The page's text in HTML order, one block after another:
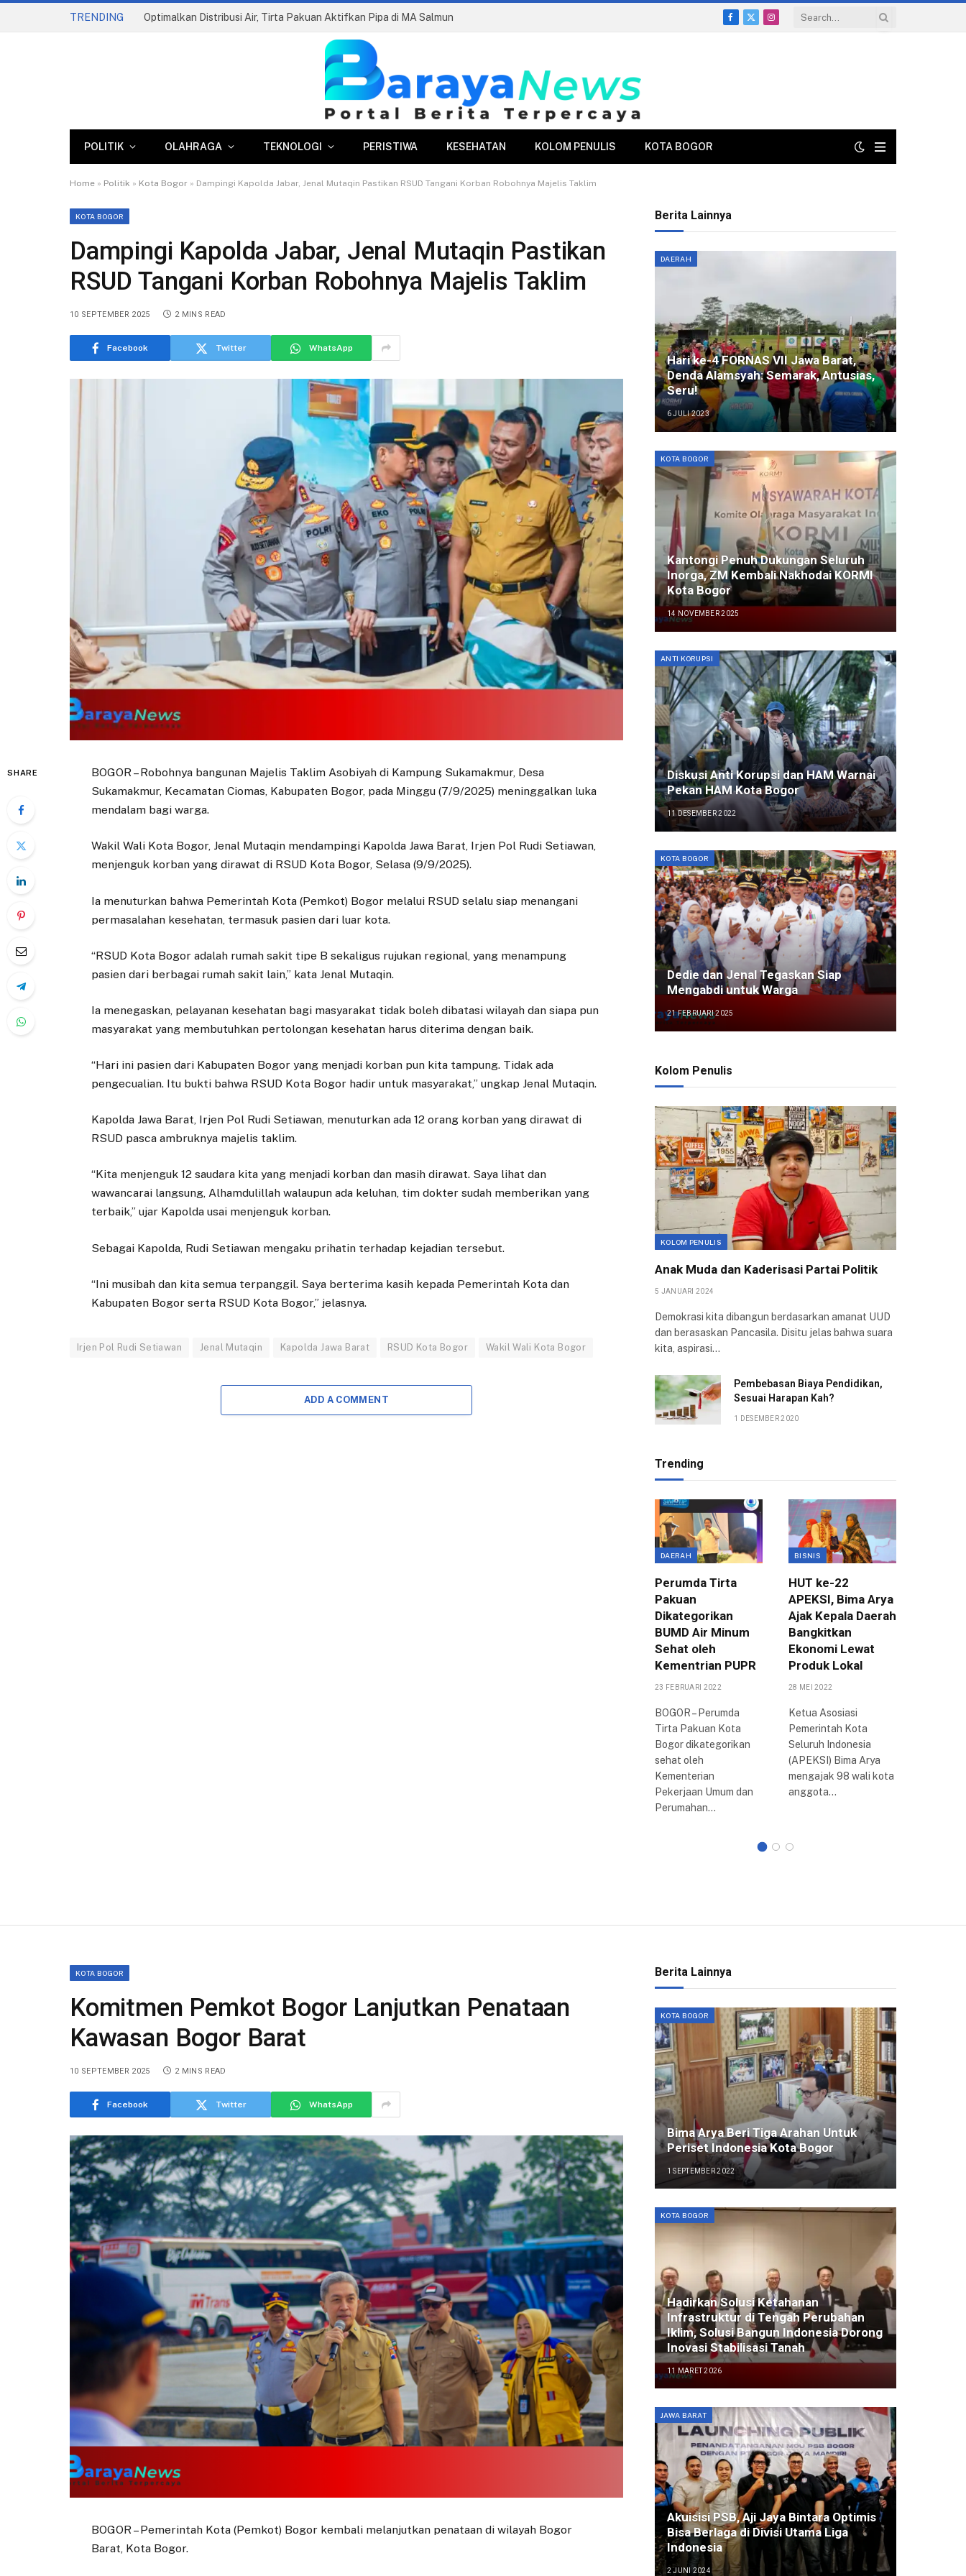
TRENDING Optimalkan Distribusi Air, Tirta Pakuan Aktifkan Pipa di MA Salmun
Facebook
X
Instagram
POLITIK OLAHRAGA TEKNOLOGI PERISTIWA KESEHATAN KOLOM PENULIS KOTA BOGOR
Home » Politik » Kota Bogor » Dampingi Kapolda Jabar, Jenal Mutaqin Pastikan RSUD Tangani Korban Robohnya Majelis Taklim
KOTA BOGOR
Dampingi Kapolda Jabar, Jenal Mutaqin Pastikan
RSUD Tangani Korban Robohnya Majelis Taklim
10 SEPTEMBER 2025 2 MINS READ
Facebook Twitter WhatsApp
SHARE
BOGOR – Robohnya bangunan Majelis Taklim Asobiyah di Kampung Sukamakmur, Desa
Sukamakmur, Kecamatan Ciomas, Kabupaten Bogor, pada Minggu (7/9/2025) meninggalkan luka
mendalam bagi warga.
Wakil Wali Kota Bogor, Jenal Mutaqin mendampingi Kapolda Jawa Barat, Irjen Pol Rudi Setiawan,
menjenguk korban yang dirawat di RSUD Kota Bogor, Selasa (9/9/2025).
Ia menuturkan bahwa Pemerintah Kota (Pemkot) Bogor melalui RSUD selalu siap menangani
permasalahan kesehatan, termasuk pasien dari luar kota.
“RSUD Kota Bogor adalah rumah sakit tipe B sekaligus rujukan regional, yang menampung
pasien dari berbagai rumah sakit lain,” kata Jenal Mutaqin.
Ia menegaskan, pelayanan kesehatan bagi masyarakat tidak boleh dibatasi wilayah dan siapa pun
masyarakat yang membutuhkan pertolongan kesehatan harus diterima dengan baik.
“Hari ini pasien dari Kabupaten Bogor yang menjadi korban pun kita tampung. Tidak ada
pengecualian. Itu bukti bahwa RSUD Kota Bogor hadir untuk masyarakat,” ungkap Jenal Mutaqin.
Kapolda Jawa Barat, Irjen Pol Rudi Setiawan, menuturkan ada 12 orang korban yang dirawat di
RSUD pasca ambruknya majelis taklim.
“Kita menjenguk 12 saudara kita yang menjadi korban dan masih dirawat. Saya lihat dan
wawancarai langsung, Alhamdulillah walaupun ada keluhan, tim dokter sudah memberikan yang
terbaik,” ujar Kapolda usai menjenguk korban.
Sebagai Kapolda, Rudi Setiawan mengaku prihatin terhadap kejadian tersebut.
“Ini musibah dan kita semua terpanggil. Saya berterima kasih kepada Pemerintah Kota dan
Kabupaten Bogor serta RSUD Kota Bogor,” jelasnya.
Irjen Pol Rudi Setiawan Jenal Mutaqin Kapolda Jawa Barat RSUD Kota Bogor Wakil Wali Kota Bogor
ADD A COMMENT
Berita Lainnya
DAERAH
Hari ke-4 FORNAS VII Jawa Barat,
Denda Alamsyah: Semarak, Antusias,
Seru!
6 JULI 2023
KOTA BOGOR
Kantongi Penuh Dukungan Seluruh
Inorga, ZM Kembali Nakhodai KORMI
Kota Bogor
14 NOVEMBER 2025
ANTI KORUPSI
Diskusi Anti Korupsi dan HAM Warnai
Pekan HAM Kota Bogor
11 DESEMBER 2022
KOTA BOGOR
Dedie dan Jenal Tegaskan Siap
Mengabdi untuk Warga
21 FEBRUARI 2025
Kolom Penulis
KOLOM PENULIS
Anak Muda dan Kaderisasi Partai Politik
5 JANUARI 2024
Demokrasi kita dibangun berdasarkan amanat UUD
dan berasaskan Pancasila. Disitu jelas bahwa suara
kita, aspirasi…
Pembebasan Biaya Pendidikan,
Sesuai Harapan Kah?
1 DESEMBER 2020
Trending
DAERAH
Perumda Tirta
Pakuan
Dikategorikan
BUMD Air Minum
Sehat oleh
Kementrian PUPR
23 FEBRUARI 2022
BOGOR – Perumda
Tirta Pakuan Kota
Bogor dikategorikan
sehat oleh
Kementerian
Pekerjaan Umum dan
Perumahan…
BISNIS
HUT ke-22
APEKSI, Bima Arya
Ajak Kepala Daerah
Bangkitkan
Ekonomi Lewat
Produk Lokal
28 MEI 2022
Ketua Asosiasi
Pemerintah Kota
Seluruh Indonesia
(APEKSI) Bima Arya
mengajak 98 wali kota
anggota…
KOTA BOGOR
Komitmen Pemkot Bogor Lanjutkan Penataan
Kawasan Bogor Barat
10 SEPTEMBER 2025 2 MINS READ
Facebook Twitter WhatsApp
BOGOR – Pemerintah Kota (Pemkot) Bogor kembali melanjutkan penataan di wilayah Bogor
Barat, Kota Bogor.
Berita Lainnya
KOTA BOGOR
Bima Arya Beri Tiga Arahan Untuk
Periset Indonesia Kota Bogor
1 SEPTEMBER 2022
KOTA BOGOR
Hadirkan Solusi Ketahanan
Infrastruktur di Tengah Perubahan
Iklim, Solusi Bangun Indonesia Dorong
Inovasi Stabilisasi Tanah
11 MARET 2026
JAWA BARAT
Akuisisi PSB, Aji Jaya Bintara Optimis
Bisa Berlaga di Divisi Utama Liga
Indonesia
2 JUNI 2024